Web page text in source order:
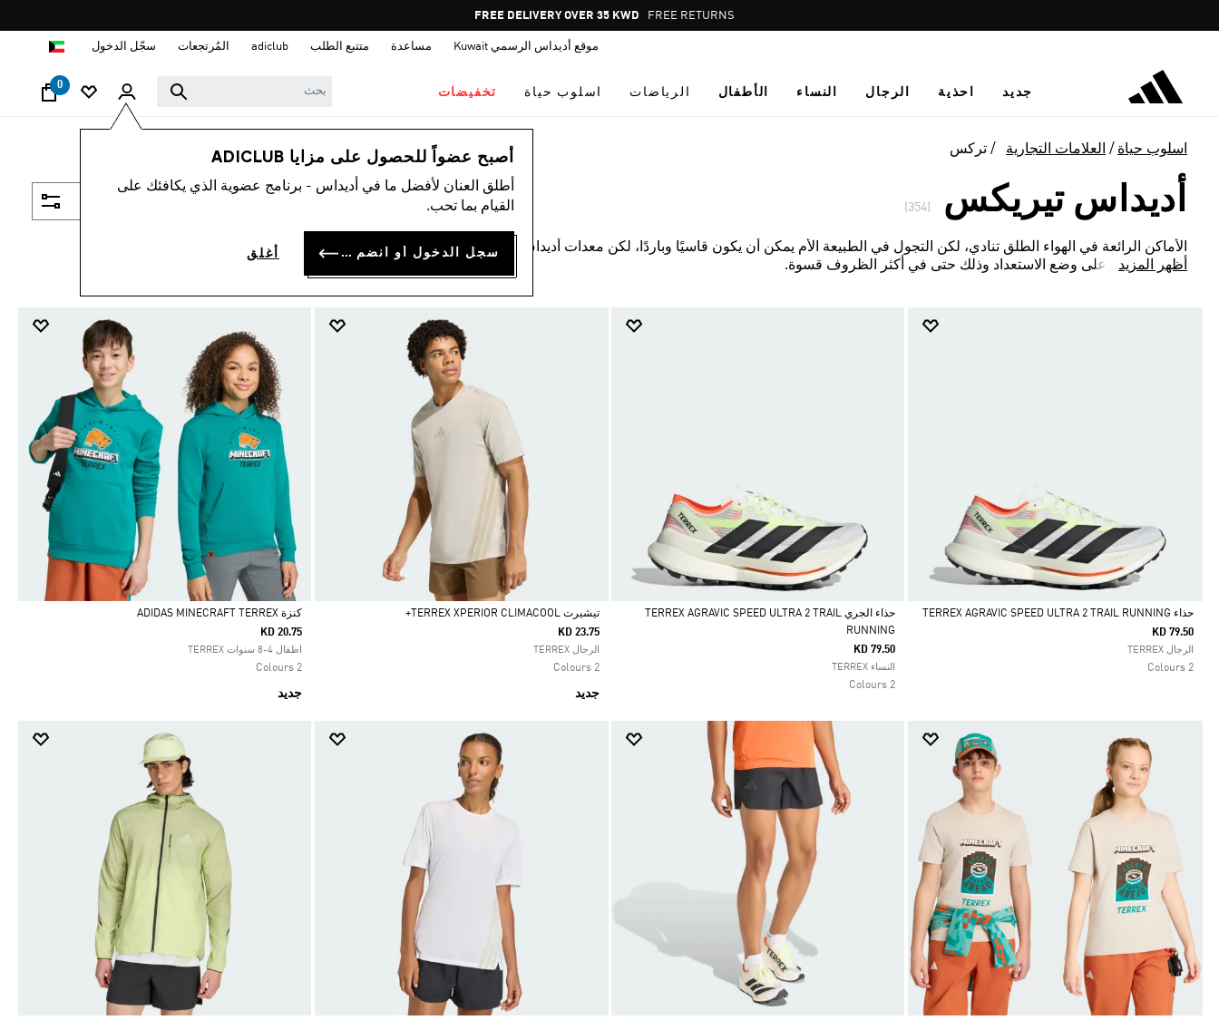
Pause
promotion
FREE RETURNS
موقع أديداس الرسمي Kuwait مساعدة متتبع الطلب adiclub المُرتجعات سجّل الدخول
جديد احذية الرجال النساء الأطفال الرياضات اسلوب حياة تخفيضات
0
أصبح عضواً للحصول على مزايا ADICLUB
أطلق العنان لأفضل ما في أديداس - برنامج عضوية الذي يكافئك على
القيام بما تحب.
سجل الدخول أو انضم الآن أغلق
اسلوب حياة العلامات التجارية تركس
أديداس تيريكس
الأماكن الرائعة في الهواء الطلق تنادي، لكن التجول في الطبيعة الأم يمكن أن يكون قاسيًا وباردًا، لكن معدات أديداس
Terrex تبقيك على وضع الاستعداد وذلك حتى في أكثر الظروف قسوة.
أظهر المزيد
Selected
حذاء TERREX AGRAVIC SPEED ULTRA 2 TRAIL RUNNING
KD 79.50
الرجال TERREX
2 Colours
Selected
حذاء الجري TERREX AGRAVIC SPEED ULTRA 2 TRAIL
RUNNING
KD 79.50
النساء TERREX
2 Colours
Selected
تيشيرت TERREX XPERIOR CLIMACOOL+
KD 23.75
الرجال TERREX
2 Colours
جديد
Selected
كنزة ADIDAS MINECRAFT TERREX
KD 20.75
اطفال 4-8 سنوات TERREX
2 Colours
جديد